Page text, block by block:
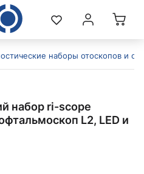
наборы отоскопов и
набор ri-scope
L2, LED и